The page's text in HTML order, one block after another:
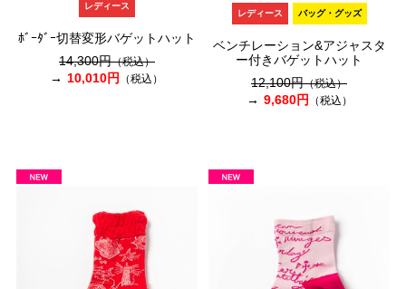
レディース
ﾎﾞｰﾀﾞｰ切替変形バゲットハット
14,300円（税込）
10,010円 （税込）
レディース バッグ・グッズ
ベンチレーション&アジャスタ
ー付きバゲットハット
12,100円（税込）
9,680円 （税込）